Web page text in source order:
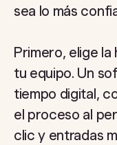
sea lo más
Primero, elige
tu equipo. Un
tiempo digital,
el proceso al
clic y entradas